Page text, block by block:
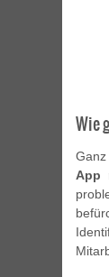
Wie
App